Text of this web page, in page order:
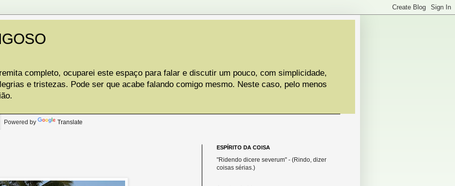
completo, ocuparei este espaço para falar e discutir um pouco, com simplicidade,
e tristezas. Pode ser que acabe falando comigo mesmo. Neste caso, pelo menos
Powered by Translate
ESPÍRITO DA COISA
"Ridendo dicere severum" - (Rindo, dizer
coisas sérias.)